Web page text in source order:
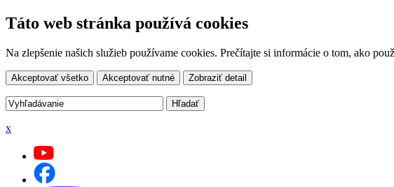
Táto web stránka používá cookies
Na zlepšenie našich služieb používame cookies. Prečítajte si informácie o tom, ako
Akceptovať všetko Akceptovať nutné Zobraziť detail
x